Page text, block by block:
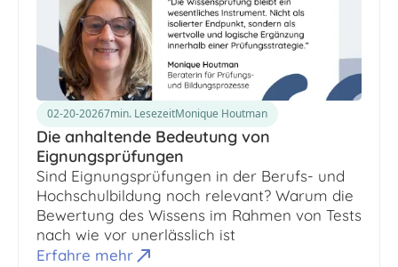
02-20-20267min. LesezeitMonique Houtman
Die anhaltende Bedeutung von
Eignungsprüfungen
Sind Eignungsprüfungen in der Berufs- und
Hochschulbildung noch relevant? Warum die
Bewertung des Wissens im Rahmen von Tests
nach wie vor unerlässlich ist
Erfahre mehr